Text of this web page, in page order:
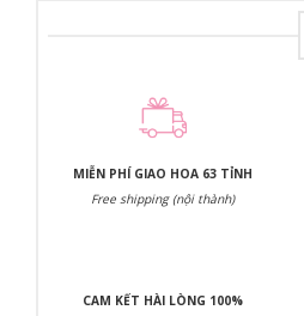
MIỄN PHÍ GIAO HOA 63 TỈNH
Free shipping (nội thành)
CAM KẾT HÀI LÒNG 100%